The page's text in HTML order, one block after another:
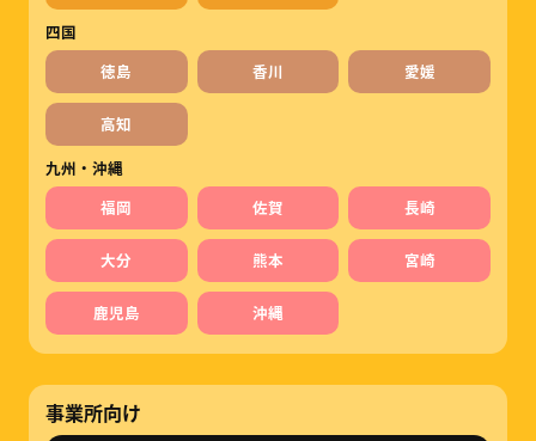
四国
徳島
香川 愛媛
高知
九州・沖縄
福岡
佐賀 長崎
大分 熊本 宮崎
鹿児島 沖縄
事業所向け